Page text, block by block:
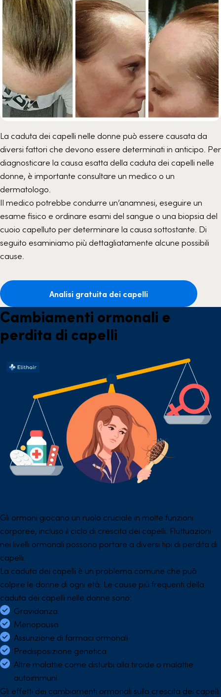
La caduta dei capelli nelle donne può essere causata da
diversi fattori che devono essere determinati in anticipo. Per
diagnosticare la causa esatta della caduta dei capelli nelle
donne, è importante consultare un medico o un
dermatologo.
Il medico potrebbe condurre un’anamnesi, eseguire un
esame fisico e ordinare esami del sangue o una biopsia del
cuoio capelluto per determinare la causa sottostante. Di
seguito esaminiamo più dettagliatamente alcune possibili
cause.
Analisi gratuita dei capelli
Cambiamenti ormonali e
perdita di capelli
Gli ormoni giocano un ruolo cruciale in molte funzioni
corporee, incluso il ciclo di crescita dei capelli. Fluttuazioni
nei livelli ormonali possono portare a diversi tipi di perdita di
capelli.
La caduta dei capelli è un problema comune che può
colpire le donne di ogni età. Le cause più frequenti della
caduta dei capelli nelle donne sono:
Gravidanza
Menopausa
Assunzione di farmaci ormonali
Predisposizione genetica
Altre malattie come disturbi alla tiroide o malattie
autoimmuni
Gli effetti dei cambiamenti ormonali sulla crescita dei capelli